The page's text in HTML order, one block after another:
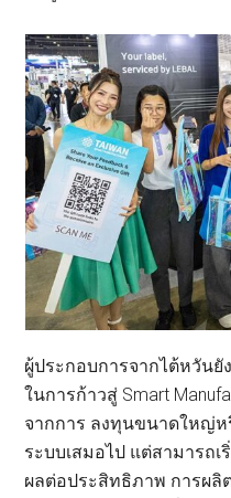
ผู้ประกอบการจากไต้หวัน
ในการก้าวสู่ Smart
จากการ ลงทุนขนาดใหญ่ห
ระบบเสมอไป แต่สามารถ
ผลต่อประสิทธิภาพ การผลิ